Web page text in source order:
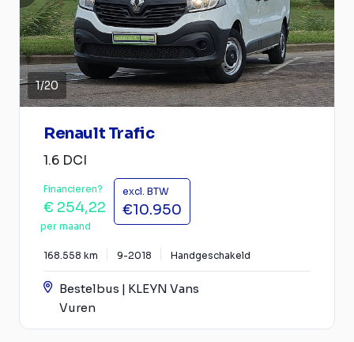
1/20
Renault Trafic
1.6 DCI
Financieren?
€ 254,22
per maand
excl. BTW
€10.950
168.558 km 9-2018 Handgeschakeld
Bestelbus | KLEYN Vans
Vuren